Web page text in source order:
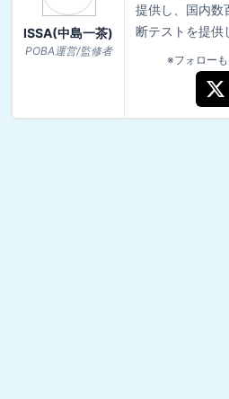
ISSA(中島一茶)
POBA運営/監修者
提供し、国内数
断テストを提供
※フォロー